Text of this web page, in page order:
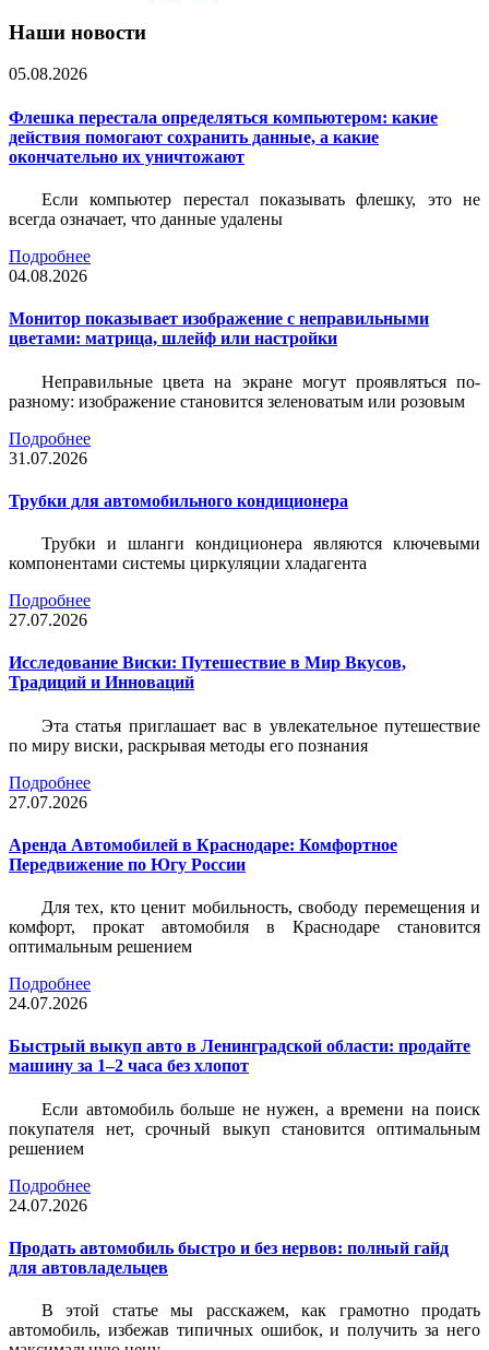
Наши новости
05.08.2026
Флешка перестала определяться компьютером: какие
действия помогают сохранить данные, а какие
окончательно их уничтожают
Если компьютер перестал показывать флешку, это не
всегда означает, что данные удалены
Подробнее
04.08.2026
Монитор показывает изображение с неправильными
цветами: матрица, шлейф или настройки
Неправильные цвета на экране могут проявляться по-
разному: изображение становится зеленоватым или розовым
Подробнее
31.07.2026
Трубки для автомобильного кондиционера
Трубки и шланги кондиционера являются ключевыми
компонентами системы циркуляции хладагента
Подробнее
27.07.2026
Исследование Виски: Путешествие в Мир Вкусов,
Традиций и Инноваций
Эта статья приглашает вас в увлекательное путешествие
по миру виски, раскрывая методы его познания
Подробнее
27.07.2026
Аренда Автомобилей в Краснодаре: Комфортное
Передвижение по Югу России
Для тех, кто ценит мобильность, свободу перемещения и
комфорт, прокат автомобиля в Краснодаре становится
оптимальным решением
Подробнее
24.07.2026
Быстрый выкуп авто в Ленинградской области: продайте
машину за 1–2 часа без хлопот
Если автомобиль больше не нужен, а времени на поиск
покупателя нет, срочный выкуп становится оптимальным
решением
Подробнее
24.07.2026
Продать автомобиль быстро и без нервов: полный гайд
для автовладельцев
В этой статье мы расскажем, как грамотно продать
автомобиль, избежав типичных ошибок, и получить за него